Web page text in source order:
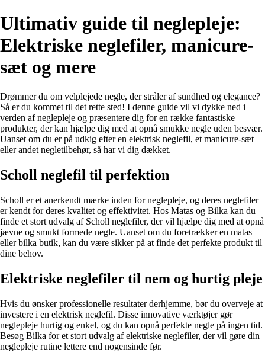
Ultimativ guide til neglepleje:
Elektriske neglefiler, manicure-
sæt og mere
Drømmer du om velplejede negle, der stråler af sundhed og elegance?
Så er du kommet til det rette sted! I denne guide vil vi dykke ned i
verden af neglepleje og præsentere dig for en række fantastiske
produkter, der kan hjælpe dig med at opnå smukke negle uden besvær.
Uanset om du er på udkig efter en elektrisk neglefil, et manicure-sæt
eller andet negletilbehør, så har vi dig dækket.
Scholl neglefil til perfektion
Scholl er et anerkendt mærke inden for neglepleje, og deres neglefiler
er kendt for deres kvalitet og effektivitet. Hos Matas og Bilka kan du
finde et stort udvalg af Scholl neglefiler, der vil hjælpe dig med at opnå
jævne og smukt formede negle. Uanset om du foretrækker en matas
eller bilka butik, kan du være sikker på at finde det perfekte produkt til
dine behov.
Elektriske neglefiler til nem og hurtig pleje
Hvis du ønsker professionelle resultater derhjemme, bør du overveje at
investere i en elektrisk neglefil. Disse innovative værktøjer gør
neglepleje hurtig og enkel, og du kan opnå perfekte negle på ingen tid.
Besøg Bilka for et stort udvalg af elektriske neglefiler, der vil gøre din
neglepleje rutine lettere end nogensinde før.